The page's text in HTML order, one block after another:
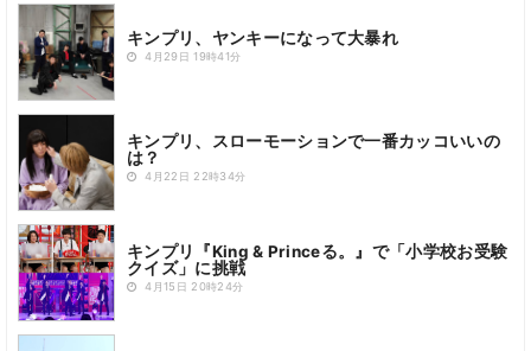
キンプリ、ヤンキーになって大暴れ
4月29日 19時41分
キンプリ、スローモーションで一番カッコいいの
は？
4月22日 22時34分
キンプリ『King & Princeる。』で「小学校お受験
クイズ」に挑戦
4月15日 20時24分